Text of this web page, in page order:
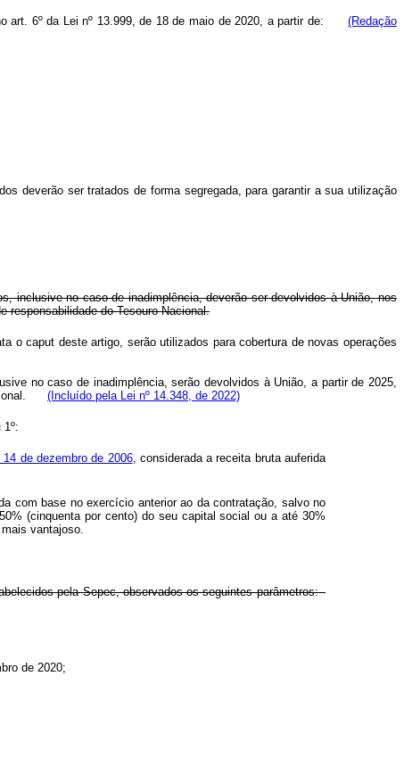
art. 6º da Lei nº 13.999, de 18 de maio de 2020, a partir de: (Redação
deverão ser tratados de forma segregada, para garantir a sua utilização
inclusive no caso de inadimplência, deverão ser devolvidos à União, nos
responsabilidade do Tesouro Nacional.
ocaput deste artigo, serão utilizados para cobertura de novas operações
no caso de inadimplência, serão devolvidos à União, a partir de 2025,
(Incluído pela Lei nº 14.348, de 2022)
de dezembro de 2006, considerada a receita bruta auferida
com base no exercício anterior ao da contratação, salvo no
(cinquenta por cento) do seu capital social ou a até 30%
vantajoso.
pela Sepec, observados os seguintes parâmetros:
de 2020;